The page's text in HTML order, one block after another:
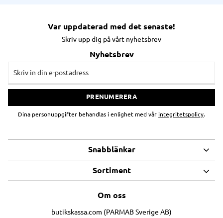
Var uppdaterad med det senaste!
Skriv upp dig på vårt nyhetsbrev
Nyhetsbrev
PRENUMERERA
Dina personuppgifter behandlas i enlighet med vår integritetspolicy.
Om oss
butikskassa.com (PARMAB Sverige AB)
Snabblänkar
Sortiment